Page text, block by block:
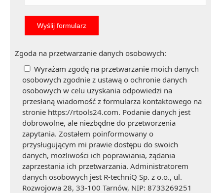
Zgoda na przetwarzanie danych osobowych:
Wyrażam zgodę na przetwarzanie moich danych
osobowych zgodnie z ustawą o ochronie danych
osobowych w celu uzyskania odpowiedzi na
przesłaną wiadomość z formularza kontaktowego na
stronie https://rtools24.com. Podanie danych jest
dobrowolne, ale niezbędne do przetworzenia
zapytania. Zostałem poinformowany o
przysługującym mi prawie dostępu do swoich
danych, możliwości ich poprawiania, żądania
zaprzestania ich przetwarzania. Administratorem
danych osobowych jest R-techniQ Sp. z o.o., ul.
Rozwojowa 28, 33-100 Tarnów, NIP: 8733269251